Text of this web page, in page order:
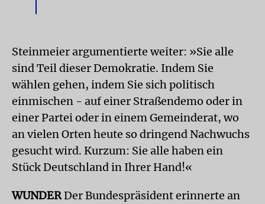
Steinmeierargumentierte weiter: »Sie alle
sind Teil dieser Demokratie. Indem Sie
wählen gehen, indem Sie sich politisch
einmischen - auf einer Straßendemo oder in
einer Partei oder in einem Gemeinderat, wo
an vielen Orten heute so dringend Nachwuchs
gesucht wird. Kurzum: Sie alle haben ein
Stück Deutschland in Ihrer Hand!«
WUNDERDer Bundespräsident erinnerte an